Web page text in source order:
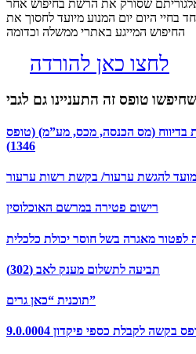
שסורק את הרשת בחיפוש אחר
בחיי היום יום המנוע מיועד לחסוך את
החיפוש המייגע באתרי ממשלה וכדומה
לחצו כאן להורדה
טופס זה התעניינו גם לגבי
בדיווח (מס הכנסה, מכס, מע”מ) (טופס
1346)
להגשת ערעור/ בקשת רשות ערעור
רישום פטירה במרשם האוכלוסין
לפטור מאגרה בשל חוסר יכולת כלכלית
תביעה לתשלום מענק לאב (302)
תוכנית “כאן גרים”
טופס בקשה לקבלת כספי פיקדון